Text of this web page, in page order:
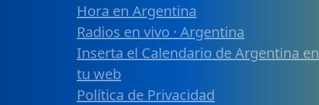
Hora en Argentina
Radios en vivo · Argentina
Inserta el Calendario de Argentina en
tu web
Política de Privacidad